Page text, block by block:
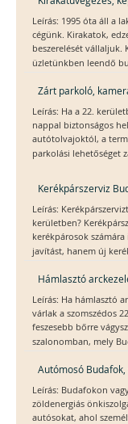
Leírás: 1995 óta áll a
cégünk. Kirakatok,
beszerelését vállaljuk.
üzletünkben leendő
Zárt parkoló,
Leírás: Ha a 22.
nappal biztonságos
autótolvajoktól, a
parkolási lehetőséget
Kerékpárszerviz
Leírás:
kerületben?
kerékpárosok
javítást, hanem új
Hámlasztó
Leírás: Ha hámlasztó
várlak a szomszédos
feszesebb bőrre
szalonomban, mely
Autómosó
Leírás: Budafokon
zöldenergiás
autósokat, ahol